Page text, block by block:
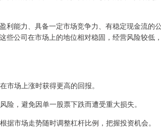
利能力、具备一定市场竞争力、有稳定现金流的
些公司在市场上的地位相对稳固，经营风险较低
市场上涨时获得更高的回报。
，避免因单一股票下跌而遭受重大损失。
市场走势随时调整杠杆比例，把握投资机会。